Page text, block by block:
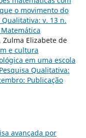
o movimento do
Qualitativa: v. 13 n.
Zulma Elizabete de
e cultura
em uma escola
Qualitativa:
Publicação
avançada por